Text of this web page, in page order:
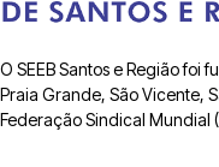
O SEEB Santos e Região foi
Praia Grande, São Vicente,
Federação Sindical Mundial